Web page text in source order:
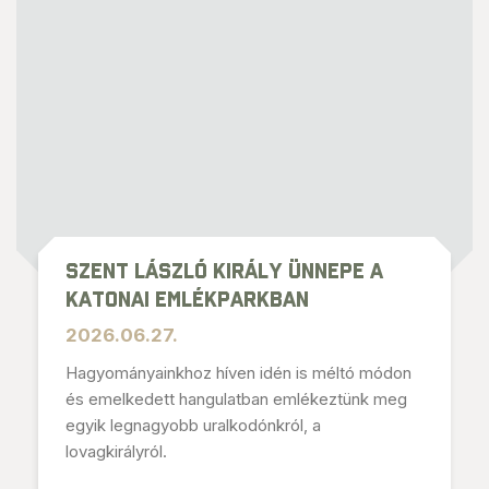
Szent László király ünnepe a
Katonai Emlékparkban
2026.06.27.
Hagyományainkhoz híven idén is méltó módon
és emelkedett hangulatban emlékeztünk meg
egyik legnagyobb uralkodónkról, a
lovagkirályról.